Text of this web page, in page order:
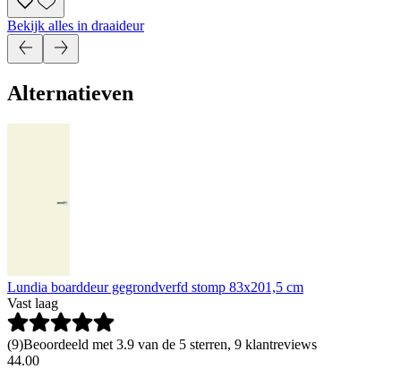
Bekijk alles in draaideur
Alternatieven
Lundia boarddeur gegrondverfd stomp 83x201,5 cm
Vast laag
(9)Beoordeeld met 3.9 van de 5 sterren, 9 klantreviews
44.00